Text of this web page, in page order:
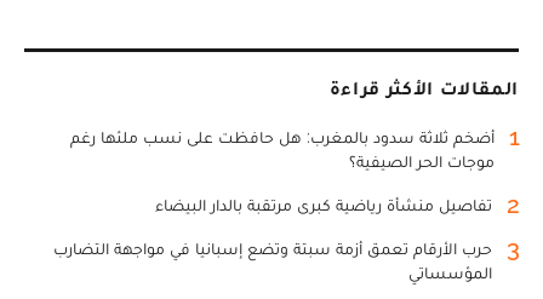
المقالات الأكثر قراءة
1
أضخم ثلاثة سدود بالمغرب: هل حافظت على نسب ملئها رغم
موجات الحر الصيفية؟
2 تفاصيل منشأة رياضية كبرى مرتقبة بالدار البيضاء
3
حرب الأرقام تعمق أزمة سبتة وتضع إسبانيا في مواجهة التضارب
المؤسساتي